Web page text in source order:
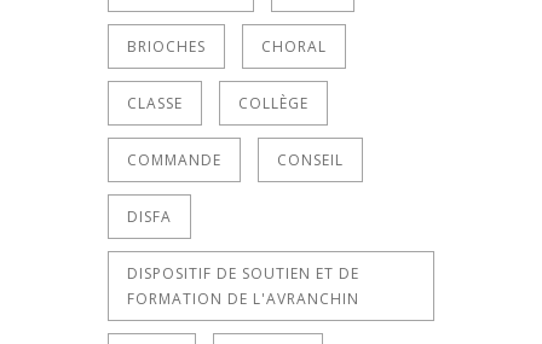
BRIOCHES CHORAL
CLASSE COLLÈGE
COMMANDE CONSEIL
DISFA
DISPOSITIF DE SOUTIEN ET DE
FORMATION DE L'AVRANCHIN